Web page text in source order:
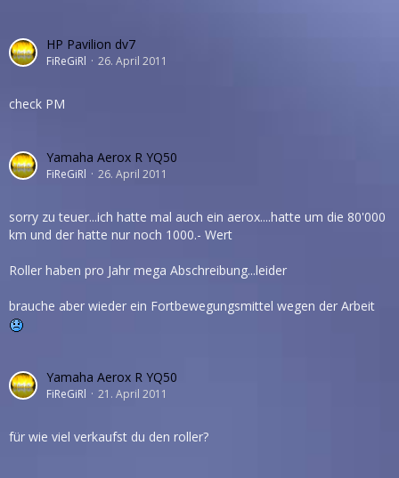
HP Pavilion dv7
FiReGiRl 26. April 2011
check PM
Yamaha Aerox R YQ50
FiReGiRl 26. April 2011
sorry zu teuer...ich hatte mal auch ein aerox....hatte um die 80'000
km und der hatte nur noch 1000.- Wert
Roller haben pro Jahr mega Abschreibung...leider
brauche aber wieder ein Fortbewegungsmittel wegen der Arbeit
Yamaha Aerox R YQ50
FiReGiRl 21. April 2011
für wie viel verkaufst du den roller?